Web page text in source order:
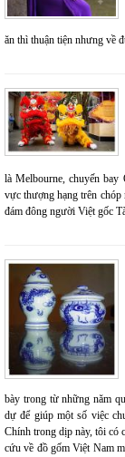
ăn thì thuận tiện nhưng về
là Melbourne, chuyến
vực thượng hạng trên
đám đông người Việt gốc
bày trong từ những năm
dự để giúp một số việc
Chính trong dịp này, tôi có
cứu về đồ gốm Việt Nam